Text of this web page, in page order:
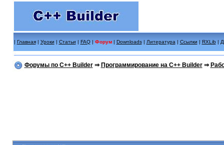
| Главная| Уроки | Статьи | FAQ| Форум | Downloads| Литература | Ссылки | RXLib |
Форумы по C++ Builder⇒ Программирование на C++ Builder⇒